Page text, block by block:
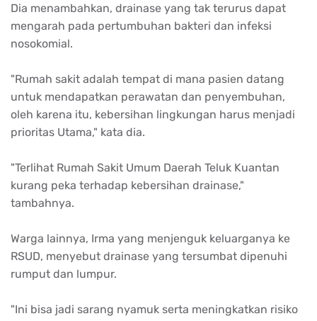
Dia menambahkan, drainase yang tak terurus dapat
mengarah pada pertumbuhan bakteri dan infeksi
nosokomial.
"Rumah sakit adalah tempat di mana pasien datang
untuk mendapatkan perawatan dan penyembuhan,
oleh karena itu, kebersihan lingkungan harus menjadi
prioritas Utama," kata dia.
"Terlihat Rumah Sakit Umum Daerah Teluk Kuantan
kurang peka terhadap kebersihan drainase,"
tambahnya.
Warga lainnya, Irma yang menjenguk keluarganya ke
RSUD, menyebut drainase yang tersumbat dipenuhi
rumput dan lumpur.
"Ini bisa jadi sarang nyamuk serta meningkatkan risiko